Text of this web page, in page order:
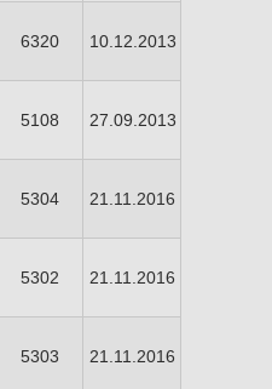
6320 10.12.2013
5108 27.09.2013
5304 21.11.2016
5302 21.11.2016
5303 21.11.2016